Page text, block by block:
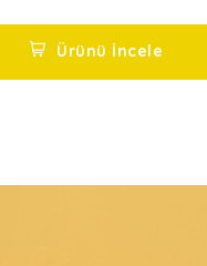
5
Ürünü İncele